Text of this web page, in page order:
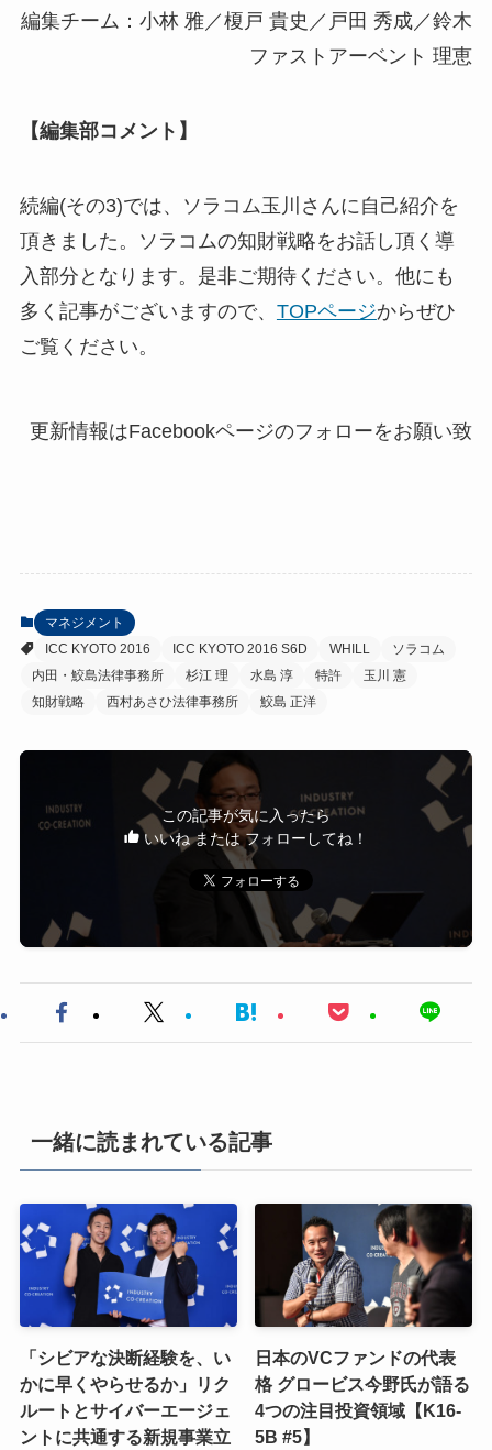
編集チーム：小林 雅／榎戸 貴史／戸田 秀成／鈴木
ファストアーベント 理恵
【編集部コメント】
続編(その3)では、ソラコム玉川さんに自己紹介を
頂きました。ソラコムの知財戦略をお話し頂く導
入部分となります。是非ご期待ください。他にも
多く記事がございますので、 TOPページからぜひ
ご覧ください。
マネジメント
ICC KYOTO 2016
ICC KYOTO 2016 S6D WHILL
ソラコム
内田・鮫島法律事務所
杉江 理 水島 淳 特許
玉川 憲
知財戦略
西村あさひ法律事務所 鮫島 正洋
この記事が気に入ったら
いいね または フォローしてね！
一緒に読まれている記事
「シビアな決断経験を、い
かに早くやらせるか」リク
ルートとサイバーエージェ
ントに共通する新規事業立
日本のVCファンドの代表
格 グロービス今野氏が語る
4つの注目投資領域【K16-
5B #5】